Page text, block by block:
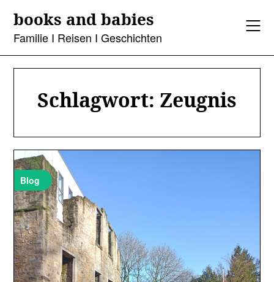
content
books and babies
Familie I Reisen I Geschichten
Schlagwort: Zeugnis
Blog